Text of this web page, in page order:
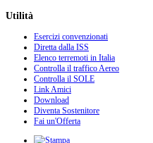
Utilità
Esercizi convenzionati
Diretta dalla ISS
Elenco terremoti in Italia
Controlla il traffico Aereo
Controlla il SOLE
Link Amici
Download
Diventa Sostenitore
Fai un'Offerta